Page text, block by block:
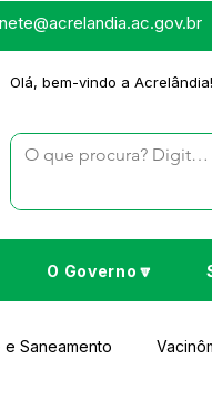
Olá, bem-vindo a Acrelândia!
O Governo🔽
e Saneamento